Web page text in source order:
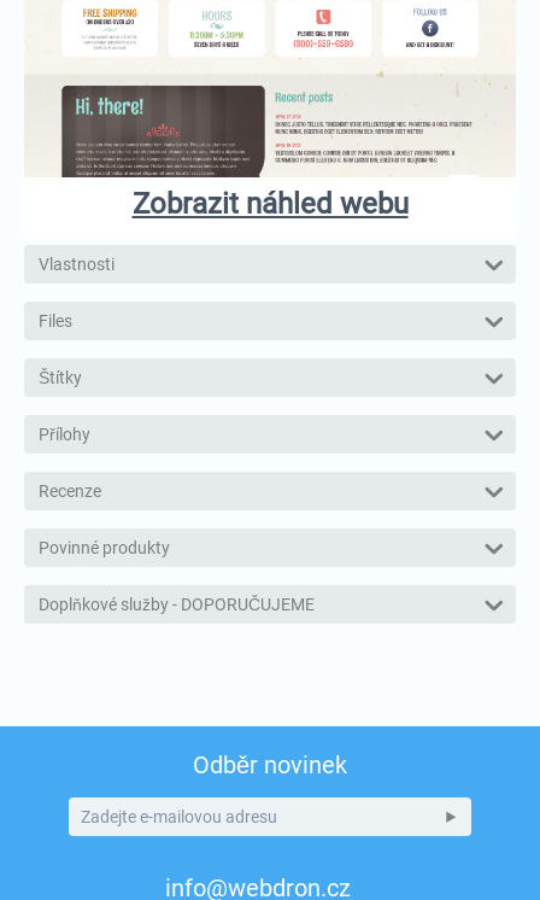
Zobrazit náhled webu
Vlastnosti
Files
Štítky
Přílohy
Recenze
Povinné produkty
Doplňkové služby - DOPORUČUJEME
Odběr novinek
info@webdron.cz